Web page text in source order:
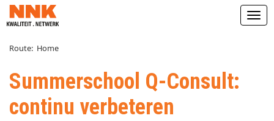
Route: Home
Summerschool Q-Consult:
continu verbeteren